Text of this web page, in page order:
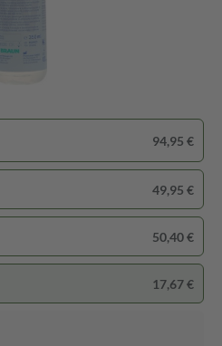
94,95 €
49,95 €
50,40 €
17,67 €